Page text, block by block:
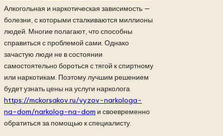
Алкогольная и наркотическая зависимость —
болезни, с которыми сталкиваются миллионы
людей. Многие полагают, что способны
справиться с проблемой сами. Однако
зачастую люди не в состоянии
самостоятельно бороться с тягой к спиртному
или наркотикам. Поэтому лучшим решением
будет узнать цены на услуги нарколога
https://mckorsakov.ru/vyzov-narkologa-
na-dom/narkolog-na-dom и своевременно
обратиться за помощью к специалисту.